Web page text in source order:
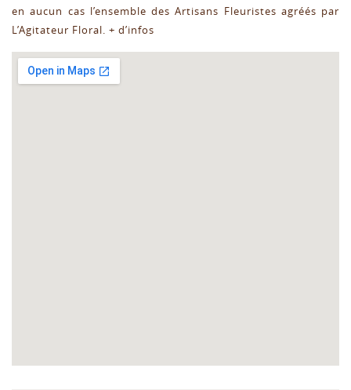
en aucun cas l’ensemble des Artisans Fleuristes agréés par
L’Agitateur Floral. + d’infos